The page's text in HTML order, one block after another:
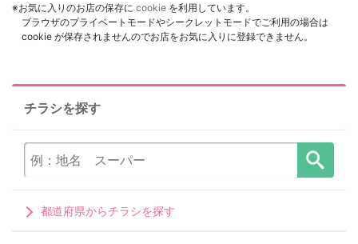
※お気に入りのお店の保存に cookie を利用しています。
ブラウザのプライベートモードやシークレットモードでご利用の場合は
cookie が保存されませんのでお店をお気に入りに登録できません。
チラシを探す
都道府県からチラシを探す